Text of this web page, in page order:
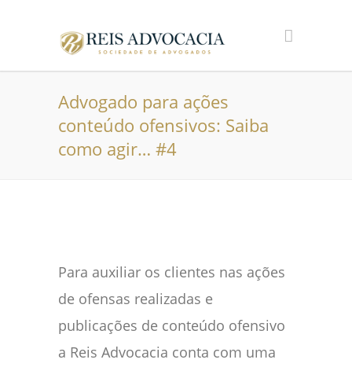
Advogado para ações
conteúdo ofensivos: Saiba
como agir… #4
Para auxiliar os clientes nas ações
de ofensas realizadas e
publicações de conteúdo ofensivo
a Reis Advocacia conta com uma